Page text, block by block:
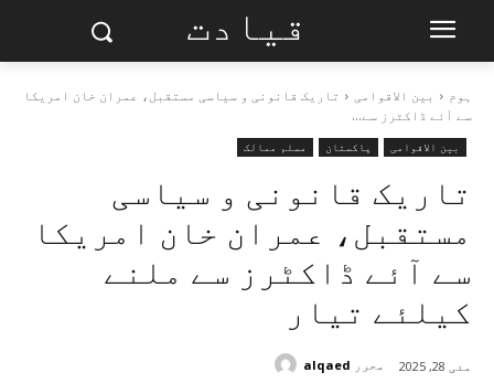
قیادت
ہوم بین الاقوامی
تاریک قانونی و سیاسی مستقبل، عمران خان امریکا
سے آئے ڈاکٹرز سے...
بین الاقوامی پاکستان مسلم ممالک
تاریک قانونی و سیاسی
مستقبل، عمران خان امریکا
سے آئے ڈاکٹرز سے ملنے
کیلئے تیار
مئی 28, 2025 محرر alqaed